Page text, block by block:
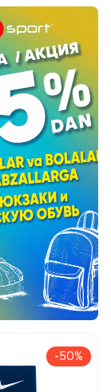
-50%